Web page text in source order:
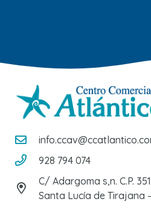
928 794 074
C/ Adargoma s,n. C.P.
Santa Lucía de Tirajana